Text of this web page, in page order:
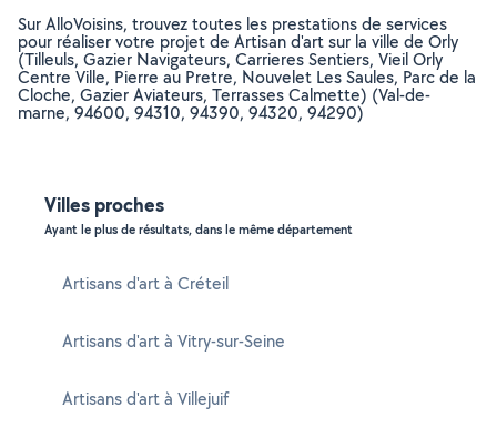
Sur AlloVoisins, trouvez toutes les prestations de services
pour réaliser votre projet de Artisan d'art sur la ville de Orly
(Tilleuls, Gazier Navigateurs, Carrieres Sentiers, Vieil Orly
Centre Ville, Pierre au Pretre, Nouvelet Les Saules, Parc de la
Cloche, Gazier Aviateurs, Terrasses Calmette) (Val-de-
marne, 94600, 94310, 94390, 94320, 94290)
Villes proches
Ayant le plus de résultats, dans le même département
Artisans d'art à Créteil
Artisans d'art à Vitry-sur-Seine
Artisans d'art à Villejuif